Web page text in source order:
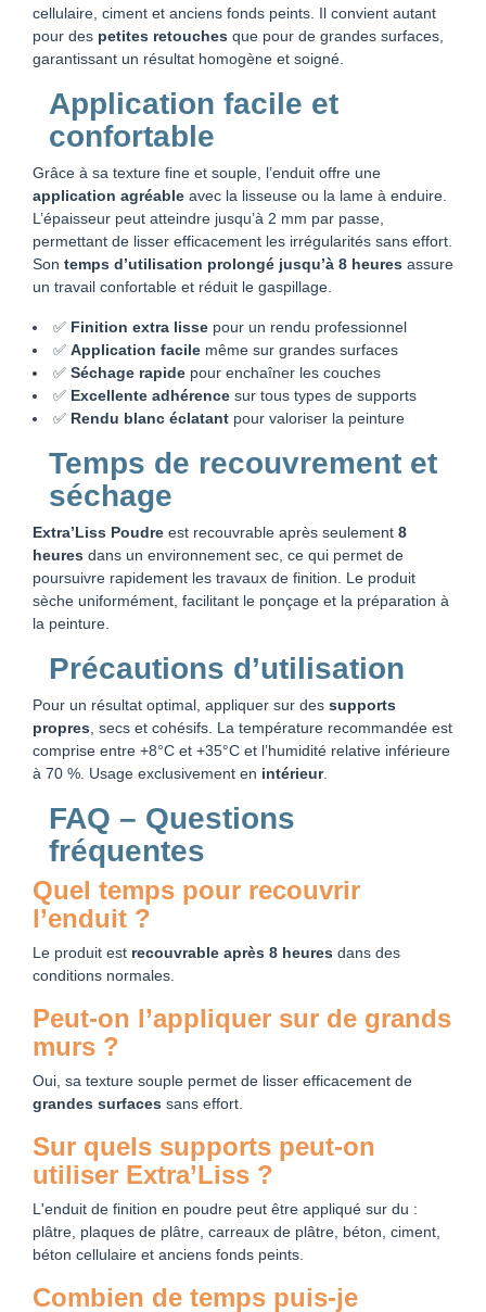
cellulaire, ciment et anciens fonds peints. Il convient autant
pour des petites retouches que pour de grandes surfaces,
garantissant un résultat homogène et soigné.
Application facile et
confortable
Grâce à sa texture fine et souple, l’enduit offre une
application agréable avec la lisseuse ou la lame à enduire.
L’épaisseur peut atteindre jusqu’à 2 mm par passe,
permettant de lisser efficacement les irrégularités sans effort.
Son temps d’utilisation prolongé jusqu’à 8 heures assure
un travail confortable et réduit le gaspillage.
✅ Finition extra lisse pour un rendu professionnel
✅ Application facile même sur grandes surfaces
✅ Séchage rapide pour enchaîner les couches
✅ Excellente adhérence sur tous types de supports
✅ Rendu blanc éclatant pour valoriser la peinture
Temps de recouvrement et
séchage
Extra’Liss Poudre est recouvrable après seulement 8
heures dans un environnement sec, ce qui permet de
poursuivre rapidement les travaux de finition. Le produit
sèche uniformément, facilitant le ponçage et la préparation à
la peinture.
Précautions d’utilisation
Pour un résultat optimal, appliquer sur des supports
propres , secs et cohésifs. La température recommandée est
comprise entre +8°C et +35°C et l’humidité relative inférieure
à 70 %. Usage exclusivement en intérieur.
FAQ – Questions
fréquentes
Quel temps pour recouvrir
l’enduit ?
Le produit est recouvrable après 8 heures dans des
conditions normales.
Peut-on l’appliquer sur de grands
murs ?
Oui, sa texture souple permet de lisser efficacement de
grandes surfaces sans effort.
Sur quels supports peut-on
utiliser Extra’Liss ?
L'enduit de finition en poudre peut être appliqué sur du :
plâtre, plaques de plâtre, carreaux de plâtre, béton, ciment,
béton cellulaire et anciens fonds peints.
Combien de temps puis-je